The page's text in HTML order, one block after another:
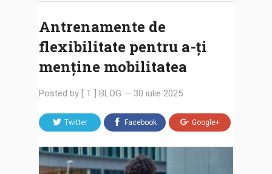
Antrenamente de
flexibilitate pentru a-ți
menține mobilitatea
Posted by [ T ] BLOG — 30 iulie 2025
Twitter Facebook Google+